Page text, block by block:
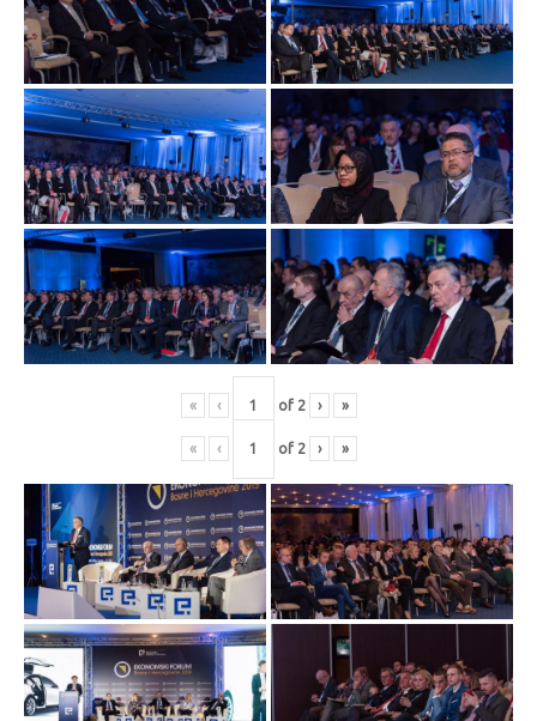
« ‹ of 2 › »
« ‹ of 2 › »